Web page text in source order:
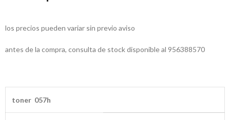
los precios pueden variar sin previo aviso
antes de la compra, consulta de stock disponible al 956388570
toner 057h